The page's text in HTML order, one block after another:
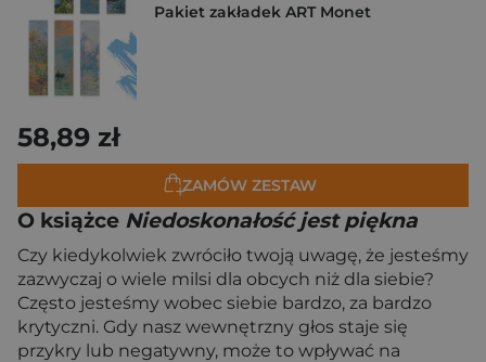
Pakiet zakładek ART Monet
58,89 zł
ZAMÓW ZESTAW
O książce Niedoskonałość jest piękna
Czy kiedykolwiek zwróciło twoją uwagę, że jesteśmy
zazwyczaj o wiele milsi dla obcych niż dla siebie?
Często jesteśmy wobec siebie bardzo, za bardzo
krytyczni. Gdy nasz wewnętrzny głos staje się
przykry lub negatywny, może to wpływać na